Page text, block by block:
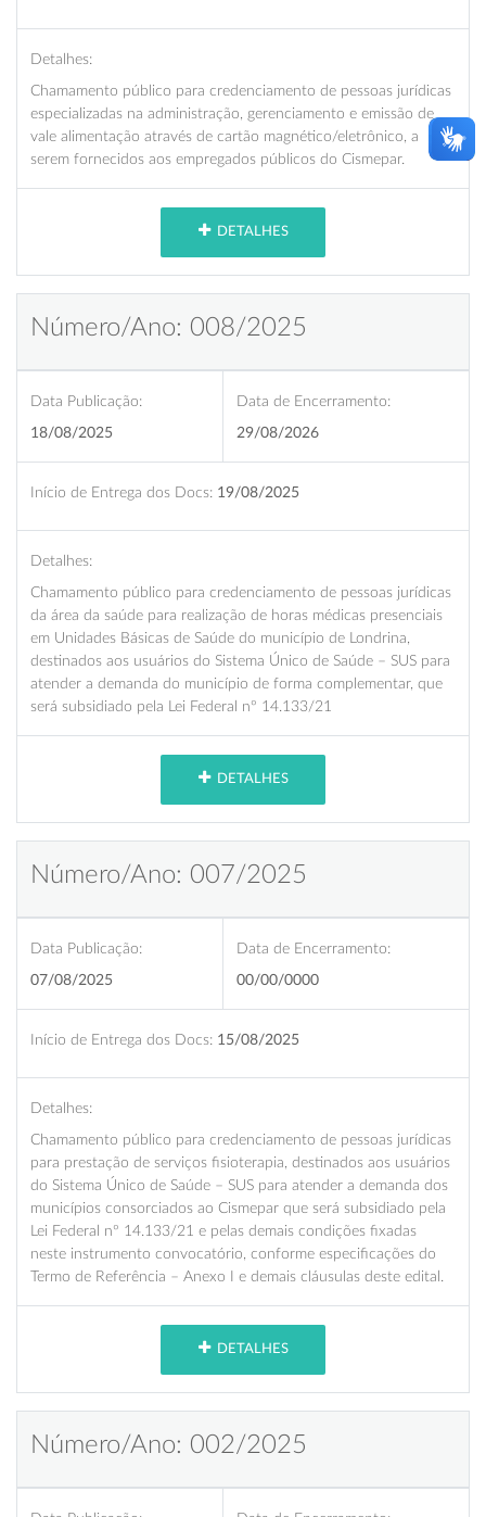
Detalhes:
Chamamento público para credenciamento de pessoas jurídicas
especializadas na administração, gerenciamento e emissão de
vale alimentação através de cartão magnético/eletrônico, a
serem fornecidos aos empregados públicos do Cismepar.
DETALHES
Número/Ano: 008/2025
Data Publicação:
18/08/2025
Data de Encerramento:
29/08/2026
Início de Entrega dos Docs: 19/08/2025
Detalhes:
Chamamento público para credenciamento de pessoas jurídicas
da área da saúde para realização de horas médicas presenciais
em Unidades Básicas de Saúde do município de Londrina,
destinados aos usuários do Sistema Único de Saúde – SUS para
atender a demanda do município de forma complementar, que
será subsidiado pela Lei Federal nº 14.133/21
DETALHES
Número/Ano: 007/2025
Data Publicação:
07/08/2025
Data de Encerramento:
00/00/0000
Início de Entrega dos Docs: 15/08/2025
Detalhes:
Chamamento público para credenciamento de pessoas jurídicas
para prestação de serviços fisioterapia, destinados aos usuários
do Sistema Único de Saúde – SUS para atender a demanda dos
municípios consorciados ao Cismepar que será subsidiado pela
Lei Federal nº 14.133/21 e pelas demais condições fixadas
neste instrumento convocatório, conforme especificações do
Termo de Referência – Anexo I e demais cláusulas deste edital.
DETALHES
Número/Ano: 002/2025